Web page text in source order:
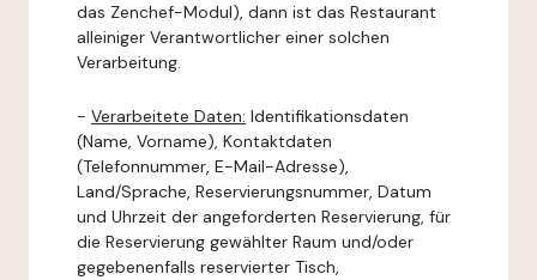
das Zenchef-Modul), dann ist das Restaurant
alleiniger Verantwortlicher einer solchen
Verarbeitung.
- Verarbeitete Daten: Identifikationsdaten
(Name, Vorname), Kontaktdaten
(Telefonnummer, E-Mail-Adresse),
Land/Sprache, Reservierungsnummer, Datum
und Uhrzeit der angeforderten Reservierung, für
die Reservierung gewählter Raum und/oder
gegebenenfalls reservierter Tisch,